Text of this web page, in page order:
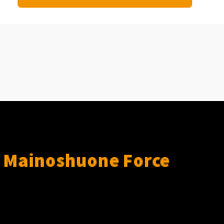
Mainoshuone Force